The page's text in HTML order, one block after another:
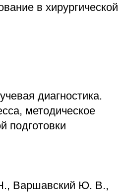
в хирургической
диагностика.
методическое
подготовки
Варшавский Ю. В.,